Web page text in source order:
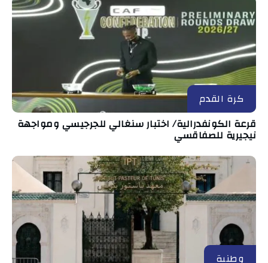
كرة القدم
قرعة الكونفدرالية/ اختبار سنغالي للجرجيسي ومواجهة
نيجيرية للصفاقسي
وطنية